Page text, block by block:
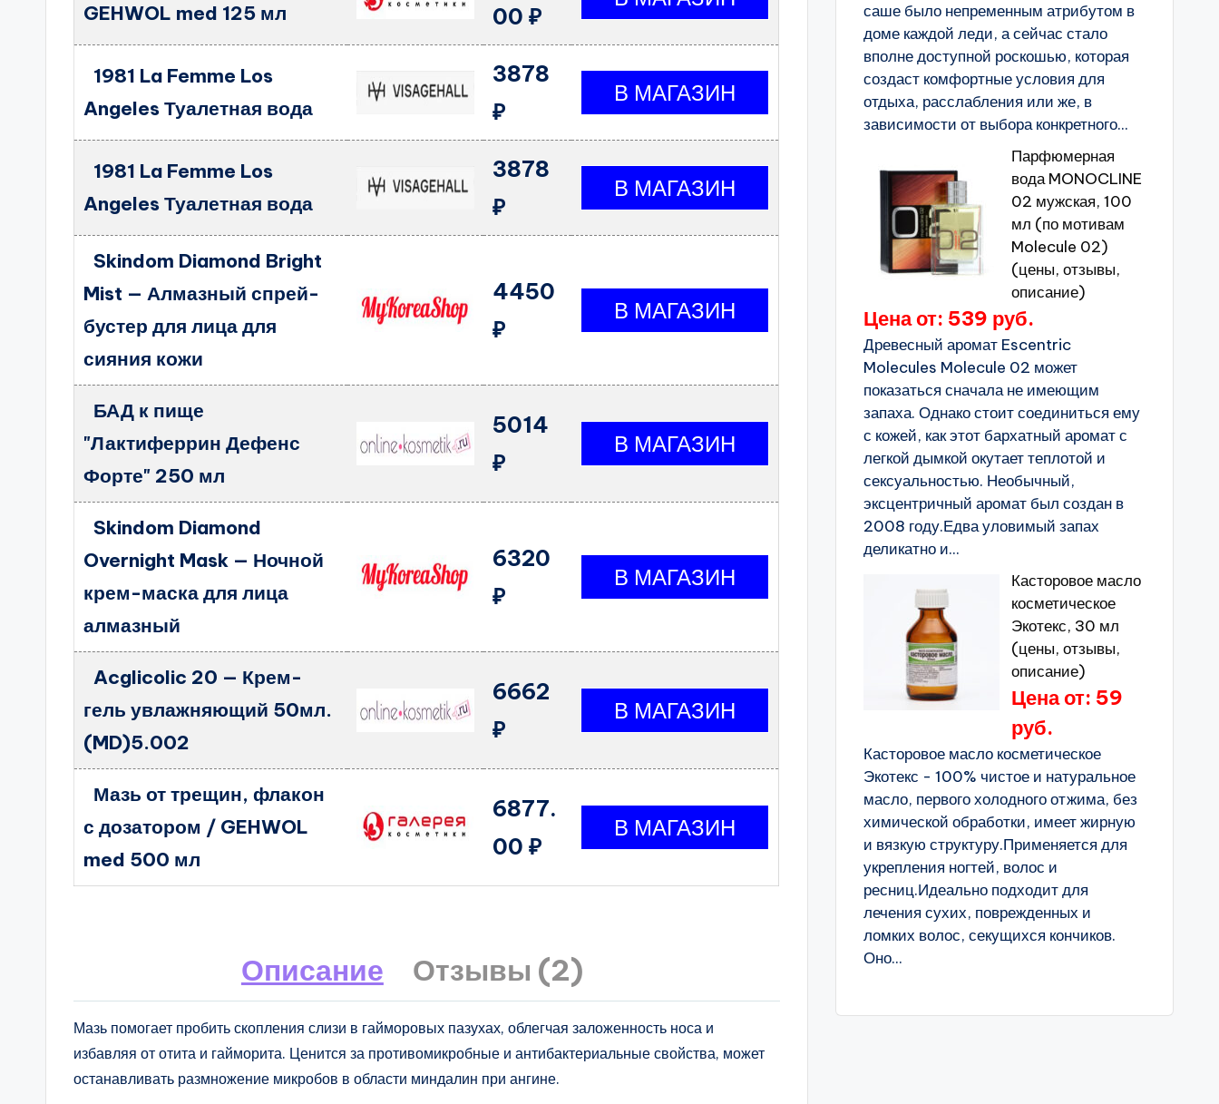
GEHWOL med 125 мл
00 ₽
1981 La Femme Los
Angeles Туалетная вода
3878
₽
1981 La Femme Los
Angeles Туалетная вода
3878
₽
Skindom Diamond Bright
Mist — Алмазный спрей-
бустер для лица для
сияния кожи
4450
₽
БАД к пище
"Лактиферрин Дефенс
Форте" 250 мл
5014
₽
Skindom Diamond
Overnight Mask — Ночной
крем-маска для лица
алмазный
6320
₽
Acglicolic 20 — Крем-
гель увлажняющий 50мл.
(MD)5.002
6662
₽
Мазь от трещин, флакон
с дозатором / GEHWOL
med 500 мл
6877.
00 ₽
Описание Отзывы (2)
Мазь помогает пробить скопления слизи в гайморовых пазухах, облегчая заложенность носа и
избавляя от отита и гайморита. Ценится за противомикробные и антибактериальные свойства, может
останавливать размножение микробов в области миндалин при ангине.
саше было непременным атрибутом в
доме каждой леди, а сейчас стало
вполне доступной роскошью, которая
создаст комфортные условия для
отдыха, расслабления или же, в
зависимости от выбора конкретного...
Парфюмерная
вода MONOCLINE
02 мужская, 100
мл (по мотивам
Molecule 02)
(цены, отзывы,
описание)
Цена от: 539 руб.
Древесный аромат Escentric
Molecules Molecule 02 может
показаться сначала не имеющим
запаха. Однако стоит соединиться ему
с кожей, как этот бархатный аромат с
легкой дымкой окутает теплотой и
сексуальностью. Необычный,
эксцентричный аромат был создан в
2008 году.Едва уловимый запах
деликатно и...
Касторовое масло
косметическое
Экотекс, 30 мл
(цены, отзывы,
описание)
Цена от: 59
руб.
Касторовое масло косметическое
Экотекс - 100% чистое и натуральное
масло, первого холодного отжима, без
химической обработки, имеет жирную
и вязкую структуру.Применяется для
укрепления ногтей, волос и
ресниц.Идеально подходит для
лечения сухих, поврежденных и
ломких волос, секущихся кончиков.
Оно...